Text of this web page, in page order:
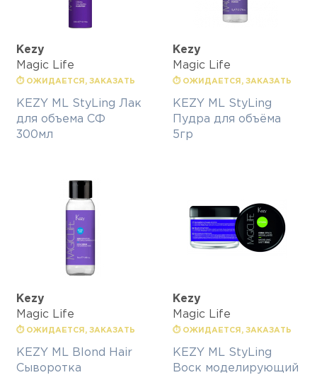
Kezy
Magic Life
⏱ ОЖИДАЕТСЯ, ЗАКАЗАТЬ
KEZY ML StyLing Лак
для объема СФ
300мл
Kezy
Magic Life
⏱ ОЖИДАЕТСЯ, ЗАКАЗАТЬ
KEZY ML StyLing
Пудра для объёма
5гр
Kezy
Magic Life
⏱ ОЖИДАЕТСЯ, ЗАКАЗАТЬ
KEZY ML Blond Hair
Сыворотка
Kezy
Magic Life
⏱ ОЖИДАЕТСЯ, ЗАКАЗАТЬ
KEZY ML StyLing
Воск моделирующий